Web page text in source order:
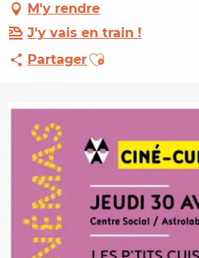
M'y rendre
J'y vais en train !
PartagerAjouter aux favoris